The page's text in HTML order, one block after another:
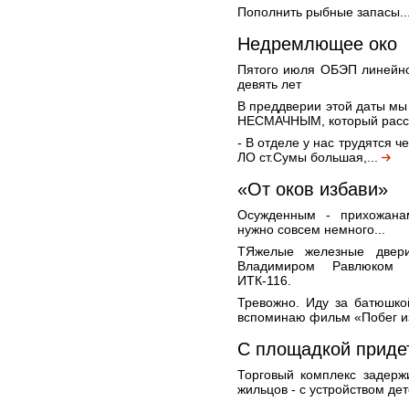
Пополнить рыбные
Недремлющее око
Пятого июля ОБЭП
девять лет
В преддверии этой даты
НЕСМАЧНЫМ, который
- В отделе у нас трудятся
ЛО ст.Сумы большая,...
«От оков избави»
Осужденным -
нужно совсем немного...
ТЯжелые железные
Владимиром Равлюком
ИТК-116.
Тревожно. Иду за
вспоминаю фильм «Побег
С площадкой
Торговый комплекс
жильцов - с устройством